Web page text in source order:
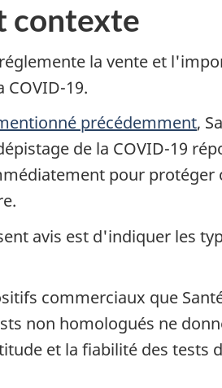
contexte
la vente et
COVID-19.
précédemment,
de la COVID-19
pour protéger
avis est d'indiquer les
commerciaux que
non homologués ne
et la fiabilité des tests